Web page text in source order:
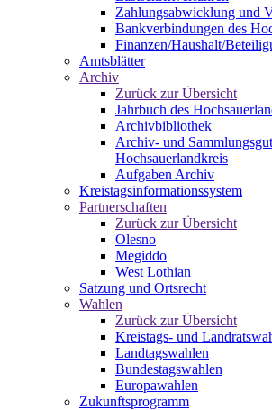
Zahlungsabwicklung und
Bankverbindungen des
Finanzen/Haushalt/
Amtsblätter
Archiv
Zurück zur Übersicht
Jahrbuch des
Archivbibliothek
Archiv- und
Hochsauerlandkreis
Aufgaben Archiv
Kreistagsinformationssystem
Partnerschaften
Zurück zur Übersicht
Olesno
Megiddo
West Lothian
Satzung und Ortsrecht
Wahlen
Zurück zur Übersicht
Kreistags- und
Landtagswahlen
Bundestagswahlen
Europawahlen
Zukunftsprogramm